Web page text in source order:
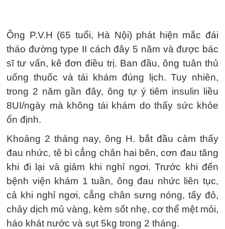
Ông P.V.H (65 tuổi, Hà Nội) phát hiện mắc đái
tháo đường type II cách đây 5 năm và được bác
sĩ tư vấn, kê đơn điều trị. Ban đầu, ông tuân thủ
uống thuốc và tái khám đúng lịch. Tuy nhiên,
trong 2 năm gần đây, ông tự ý tiêm insulin liều
8UI/ngày mà không tái khám do thấy sức khỏe
ổn định.
Khoảng 2 tháng nay, ông H. bắt đầu cảm thấy
đau nhức, tê bì cẳng chân hai bên, cơn đau tăng
khi đi lại và giảm khi nghỉ ngơi. Trước khi đến
bệnh viện khám 1 tuần, ông đau nhức liên tục,
cả khi nghỉ ngơi, cẳng chân sưng nóng, tấy đỏ,
chảy dịch mủ vàng, kèm sốt nhẹ, cơ thể mệt mỏi,
háo khát nước và sụt 5kg trong 2 tháng.